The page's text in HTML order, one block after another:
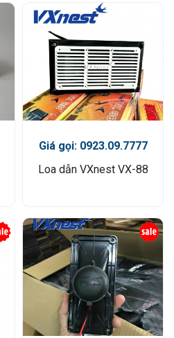
Giá gọi: 0923.09.7777
Loa dẫn VXnest VX-88